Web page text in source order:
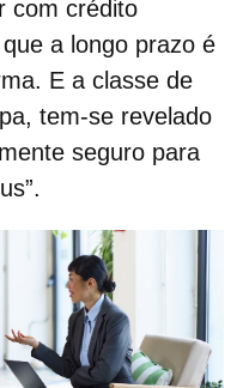
com crédito
a longo prazo é
E a classe de
tem-se revelado
seguro para